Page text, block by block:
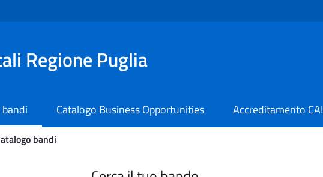
Regione Puglia
Catalogo Business Opportunities
Accreditamento CAI
bandi